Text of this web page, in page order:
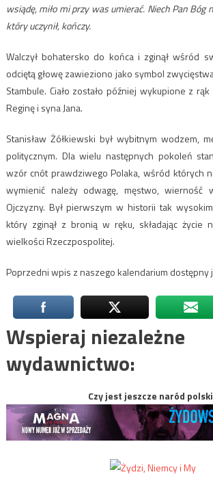
wsiądę, miło mi przy was umierać. Niech Pan
który uczynił, kończy.
Walczył bohatersko do końca i zginął wśród
odciętą głowę zawieziono jako symbol
Stambule. Ciało zostało później wykupione z
Reginę i syna Jana.
Stanisław Żółkiewski był wybitnym wodzem,
politycznym. Dla wielu następnych pokoleń
wzór cnót prawdziwego Polaka, wśród których
wymienić należy odwagę, męstwo, wierność
Ojczyzny. Był pierwszym w historii tak
który zginął z bronią w ręku, składając życie
wielkości Rzeczpospolitej.
Poprzedni wpis z naszego kalendarium dostępny
Wspieraj niezależne
wydawnictwo:
Czy jest jeszcze naród